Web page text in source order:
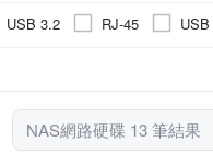
USB 3.2 RJ-45
NAS網路硬碟 13 筆結果